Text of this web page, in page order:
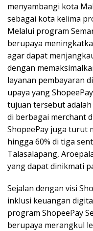
menyambangi kota
sebagai kota kelima
Melalui program
berupaya
agar dapat
dengan
layanan pembayaran
upaya yang
tujuan tersebut
di berbagai merchant
ShopeePay juga turut
hingga 60% di tiga
Talasalapang,
yang dapat dinikmati
Sejalan dengan visi
inklusi keuangan
program ShopeePay
berupaya merangkul